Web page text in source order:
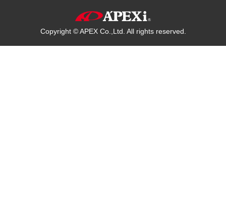
Copyright © APEX Co.,Ltd. All rights reserved.